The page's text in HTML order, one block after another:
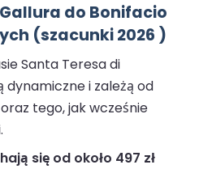
do Bonifacio
(szacunki 2026 )
Santa Teresa di
dynamiczne i zależą od
tego, jak wcześnie
się od około 497 zł